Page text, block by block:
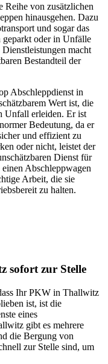
Reihe von zusätzlichen
hinausgehen. Dazu
und sogar das
geparkt oder in Unfälle
macht
Bestandteil der
Abschleppdienst in
Wert ist, die
Unfall erleiden. Er ist
Bedeutung, da er
und effizient zu
oder nicht, leistet der
Dienst für
Abschleppwagen
Arbeit, die sie
zu halten.
sofort zur Stelle
Ihr PKW in Thallwitz
ist, ist die
eines
gibt es mehrere
die Bergung von
zur Stelle sind, um